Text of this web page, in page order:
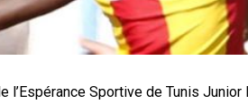
l’Espérance Sportive de Tunis